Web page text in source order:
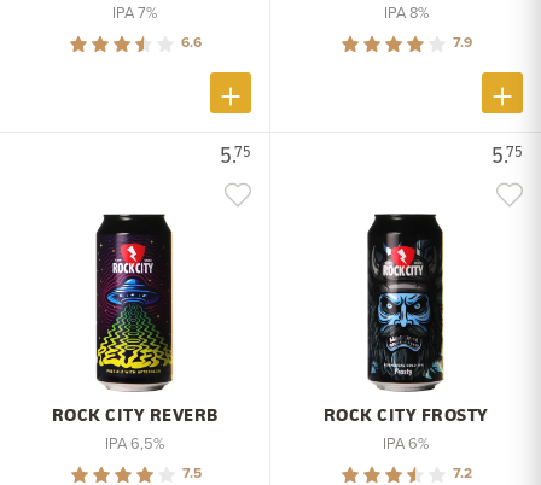
IPA 7%
6.6
IPA 8%
7.9
5.75
ROCK CITY REVERB
IPA 6,5%
7.5
5.75
ROCK CITY FROSTY
IPA 6%
7.2